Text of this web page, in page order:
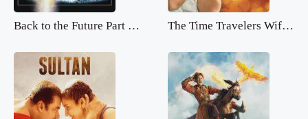
Back to the Future Part 2.mp4 The Time Travelers Wife.mp4